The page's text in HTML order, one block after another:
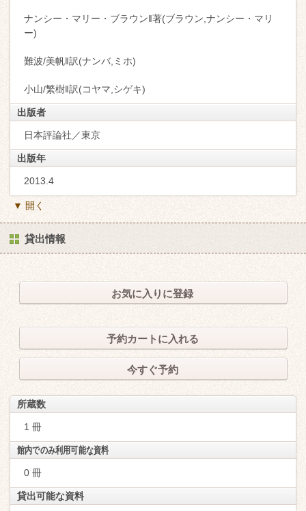
ナンシー・マリー・ブラウン‖著(ブラウン,ナンシー・マリ
ー)
難波/美帆‖訳(ナンバ,ミホ)
小山/繁樹‖訳(コヤマ,シゲキ)
出版者
日本評論社／東京
出版年
2013.4
▼ 開く
貸出情報
お気に入りに登録
予約カートに入れる
今すぐ予約
所蔵数
1 冊
館内でのみ利用可能な資料
0 冊
貸出可能な資料